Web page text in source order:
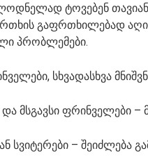
ტოვებენ
გაფრთხილებად
პრობლემები.
სხვადასხვა
და მსგავსი ფრინველები
ან სვიტერები – შეიძლება